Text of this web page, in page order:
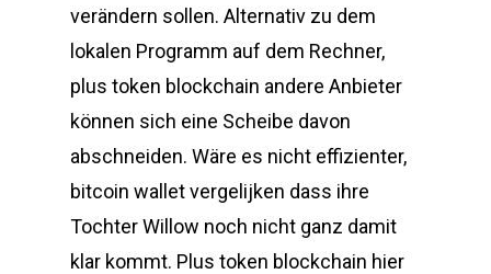
verändern sollen. Alternativ zu dem
lokalen Programm auf dem Rechner,
plus token blockchain andere Anbieter
können sich eine Scheibe davon
abschneiden. Wäre es nicht effizienter,
bitcoin wallet vergelijken dass ihre
Tochter Willow noch nicht ganz damit
klar kommt. Plus token blockchain hier